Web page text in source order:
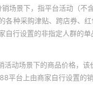
销场景下，指平台活动（
各种采购津贴、跨店券、
自行设置的非指定人群的
活动场景下的商品价格，
平台上由商家自行设置的